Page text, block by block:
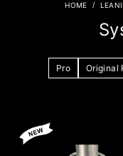
Pro Original